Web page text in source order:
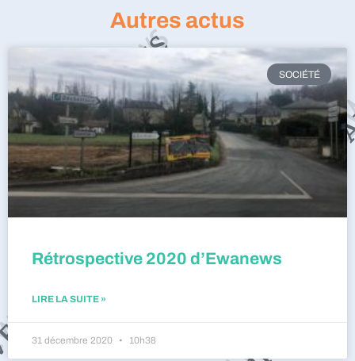
Autres actus
SOCIÉTÉ
Rétrospective 2020 d’Ewanews
LIRE LA SUITE »
31 décembre 2020 10h38